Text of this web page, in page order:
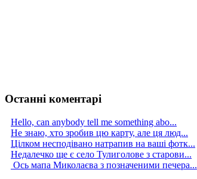
Останні коментарі
Hello, can anybody tell me something abo...
Не знаю, хто зробив цю карту, але ця люд...
Цілком несподівано натрапив на ваші фотк...
Недалечко ще є село Тулиголове з старови...
Ось мапа Миколаєва з позначеними печера...